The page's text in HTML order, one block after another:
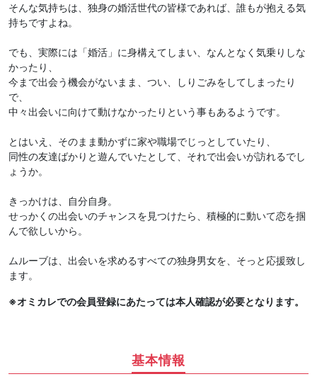
そんな気持ちは、独身の婚活世代の皆様であれば、誰もが抱える気
持ちですよね。
でも、実際には「婚活」に身構えてしまい、なんとなく気乗りしな
かったり、
今まで出会う機会がないまま、つい、しりごみをしてしまったり
で、
中々出会いに向けて動けなかったりという事もあるようです。
とはいえ、そのまま動かずに家や職場でじっとしていたり、
同性の友達ばかりと遊んでいたとして、それで出会いが訪れるでし
ょうか。
きっかけは、自分自身。
せっかくの出会いのチャンスを見つけたら、積極的に動いて恋を掴
んで欲しいから。
ムルーブは、出会いを求めるすべての独身男女を、そっと応援致し
ます。
※オミカレでの会員登録にあたっては本人確認が必要となります。
基本情報